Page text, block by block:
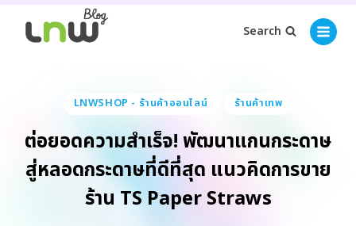
Search
LNWSHOP - ร้านค้าออนไลน์ ร้านค้าเทพ
ต่อยอดความสำเร็จ! พัฒนาแกนกระดาษ
สู่หลอดกระดาษที่ดีที่สุด แนวคิดการขาย
ร้าน TS Paper Straws